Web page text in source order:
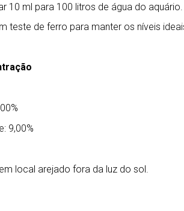
10 ml para 100 litros de água do
teste de ferro para manter os níveis
9,00%
local arejado fora da luz do sol.